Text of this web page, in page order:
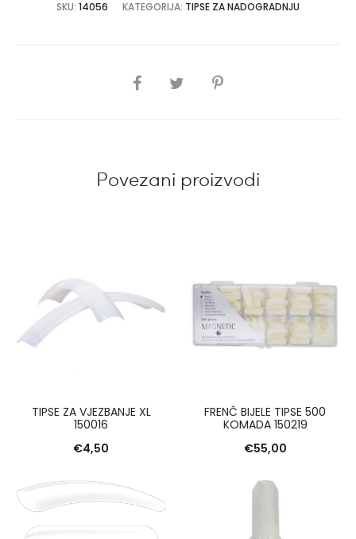
SKU: 14056 KATEGORIJA: TIPSE ZA NADOGRADNJU
SHARE
Povezani proizvodi
TIPSE ZA VJEZBANJE XL
150016
€4,50
FRENČ BIJELE TIPSE 500
KOMADA 150219
€55,00